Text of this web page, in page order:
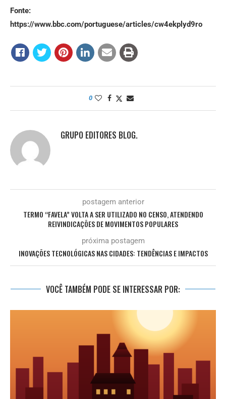
Fonte:
https://www.bbc.com/portuguese/articles/cw4ekplyd9ro
0
GRUPO EDITORES BLOG.
postagem anterior
TERMO “FAVELA” VOLTA A SER UTILIZADO NO CENSO, ATENDENDO
REIVINDICAÇÕES DE MOVIMENTOS POPULARES
próxima postagem
INOVAÇÕES TECNOLÓGICAS NAS CIDADES: TENDÊNCIAS E IMPACTOS
VOCÊ TAMBÉM PODE SE INTERESSAR POR: